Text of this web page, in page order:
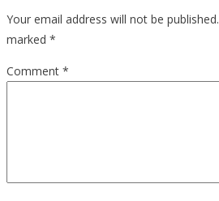
Your email address will not be published.
marked *
Comment *